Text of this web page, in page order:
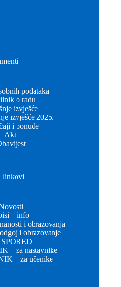
podataka
o radu
izvješće
izvješće 2025.
i ponude
Akti
linkovi
– info
i obrazovanja
i obrazovanje
– za nastavnike
– za učenike